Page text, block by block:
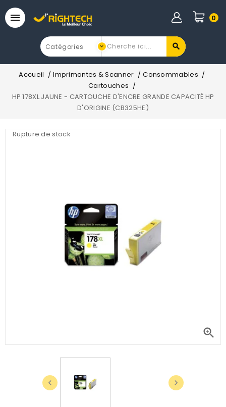
 0
Accueil Imprimantes & Scanner
Consommables
Cartouches
HP 178XL JAUNE - CARTOUCHE D'ENCRE GRANDE CAPACITÉ HP
D'ORIGINE (CB325HE)
Rupture de stock

 